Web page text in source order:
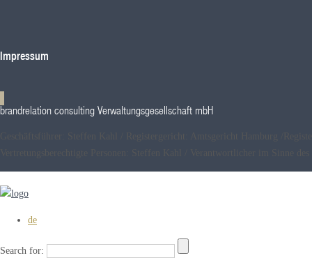
Impressum
brandrelation consulting Verwaltungsgesellschaft mbH
Geschäftsführer: Steffen Kahl / Registergericht: Amtsgericht Hamburg /
Vertretungsberechtigte Personen: Steffen Kahl / Verantwortlicher im Sinne
de
Search for: